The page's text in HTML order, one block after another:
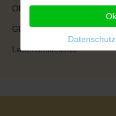
Oblaten Papier
Glanzspray/Versiegelung
Lebensmitteltinte